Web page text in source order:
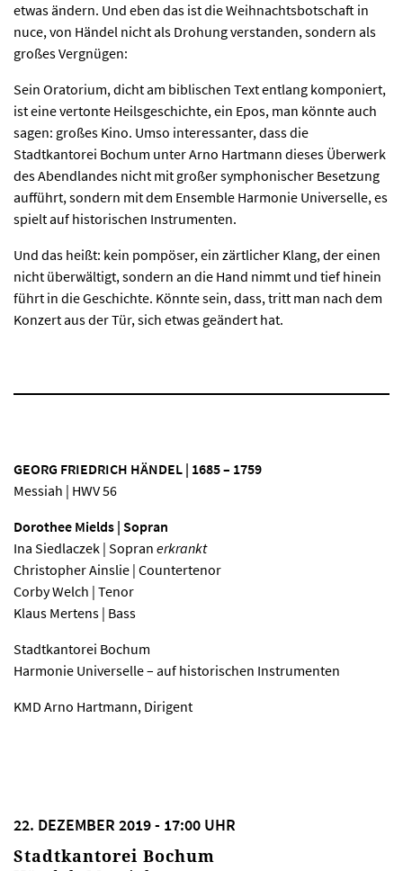
Facebook Newsletter
Ticktes kaufen
Kontakt
etwas ändern. Und eben das ist die Weihnachtsbotschaft in
nuce, von Händel nicht als Drohung verstanden, sondern als
großes Vergnügen:
Sein Oratorium, dicht am biblischen Text entlang komponiert,
ist eine vertonte Heilsgeschichte, ein Epos, man könnte auch
sagen: großes Kino. Umso interessanter, dass die
Stadtkantorei Bochum unter Arno Hartmann dieses Überwerk
des Abendlandes nicht mit großer symphonischer Besetzung
aufführt, sondern mit dem Ensemble Harmonie Universelle, es
spielt auf historischen Instrumenten.
Und das heißt: kein pompöser, ein zärtlicher Klang, der einen
nicht überwältigt, sondern an die Hand nimmt und tief hinein
führt in die Geschichte. Könnte sein, dass, tritt man nach dem
Konzert aus der Tür, sich etwas geändert hat.
GEORG FRIEDRICH HÄNDEL | 1685 – 1759
Messiah | HWV 56
Dorothee Mields | Sopran
Ina Siedlaczek | Sopran erkrankt
Christopher Ainslie | Countertenor
Corby Welch | Tenor
Klaus Mertens | Bass
Stadtkantorei Bochum
Harmonie Universelle – auf historischen Instrumenten
KMD Arno Hartmann, Dirigent
22. DEZEMBER 2019 - 17:00 UHR
Stadtkantorei Bochum